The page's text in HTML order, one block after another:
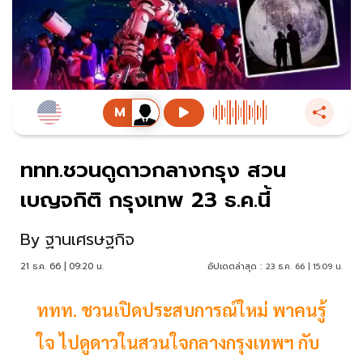
ททท.ชวนดูดาวกลางกรุง สวน
เบญจกิติ กรุงเทพ 23 ธ.ค.นี้
By ฐานเศรษฐกิจ
21 ธ.ค. 66 | 09:20 น. อัปเดตล่าสุด : 23 ธ.ค. 66 | 15:09 น.
ททท. ชวนเปิดประสบการณ์ใหม่ พาคนรู้
ใจ ไปดูดาวในสวนใจกลางกรุงเทพฯ กับ